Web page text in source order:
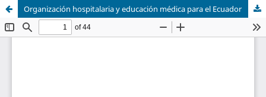
Organización hospitalaria y educación médica para el Ecuador